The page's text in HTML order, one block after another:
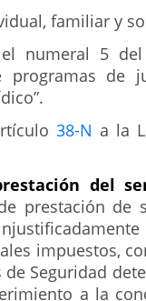
familiar y
numeral 5 del
de
38-N a la
del
prestación de
impuestos,
Seguridad
a la